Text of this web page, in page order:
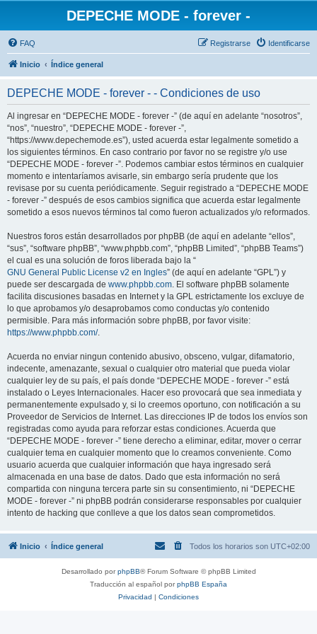
DEPECHE MODE - forever -
FAQ Identificarse
Registrarse
Inicio Índice general
DEPECHE MODE - forever - - Condiciones de uso
Al ingresar en “DEPECHE MODE - forever -” (de aquí en adelante “nosotros”,
“nos”, “nuestro”, “DEPECHE MODE - forever -”,
“https://www.depechemode.es”), usted acuerda estar legalmente sometido a
los siguientes términos. En caso contrario por favor no se registre y/o use
“DEPECHE MODE - forever -”. Podemos cambiar estos términos en cualquier
momento e intentaríamos avisarle, sin embargo sería prudente que los
revisase por su cuenta periódicamente. Seguir registrado a “DEPECHE MODE
- forever -” después de esos cambios significa que acuerda estar legalmente
sometido a esos nuevos términos tal como fueron actualizados y/o reformados.
Nuestros foros están desarrollados por phpBB (de aquí en adelante “ellos”,
“sus”, “software phpBB”, “www.phpbb.com”, “phpBB Limited”, “phpBB Teams”)
el cual es una solución de foros liberada bajo la “
GNU General Public License v2 en Ingles” (de aquí en adelante “GPL”) y
puede ser descargada de www.phpbb.com. El software phpBB solamente
facilita discusiones basadas en Internet y la GPL estrictamente los excluye de
lo que aprobamos y/o desaprobamos como conductas y/o contenido
permisible. Para más información sobre phpBB, por favor visite:
https://www.phpbb.com/.
Acuerda no enviar ningun contenido abusivo, obsceno, vulgar, difamatorio,
indecente, amenazante, sexual o cualquier otro material que pueda violar
cualquier ley de su país, el país donde “DEPECHE MODE - forever -” está
instalado o Leyes Internacionales. Hacer eso provocará que sea inmediata y
permanentemente expulsado y, si lo creemos oportuno, con notificación a su
Proveedor de Servicios de Internet. Las direcciones IP de todos los envíos son
registradas como ayuda para reforzar estas condiciones. Acuerda que
“DEPECHE MODE - forever -” tiene derecho a eliminar, editar, mover o cerrar
cualquier tema en cualquier momento que lo creamos conveniente. Como
usuario acuerda que cualquier información que haya ingresado será
almacenada en una base de datos. Dado que esta información no será
compartida con ninguna tercera parte sin su consentimiento, ni “DEPECHE
MODE - forever -” ni phpBB podrán considerarse responsables por cualquier
intento de hacking que conlleve a que los datos sean comprometidos.
Inicio Índice general Todos los horarios son UTC+02:00
Desarrollado porphpBB® Forum Software © phpBB Limited
Traducción al español porphpBB España
Privacidad | Condiciones